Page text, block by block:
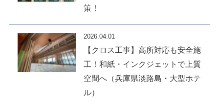
策！
2026.04.01
【クロス工事】高所対応も安全施
工！和紙・インクジェットで上質
空間へ（兵庫県淡路島・大型ホテ
ル）